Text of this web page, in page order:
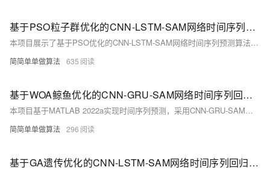
基于PSO粒子群优化的CNN-LSTM-SAM网络时间序列回归预测算法matlab仿真
本项目展示了基于PSO优化的CNN-LSTM-SAM网络时间序列预测算法。使用Matlab2022a开发，完整代码含中文注释及操作视频。算法结合卷积层提取局部特征、LSTM处理长期依赖、自注意力机制捕捉全局特征，通过粒子群优化提升预测精度。适用于金融市场、气象预报等领域，提供高效准确的预测结果。
简简单单做算法 635
基于WOA鲸鱼优化的CNN-GRU-SAM网络时间序列回归预测算法matlab仿真
本项目基于MATLAB 2022a实现时间序列预测，采用CNN-GRU-SAM网络结构，结合鲸鱼优化算法（WOA）优化网络参数。核心代码含操作视频，运行效果无水印。算法通过卷积层提取局部特征，GRU层处理长期依赖，自注意力机制捕捉全局特征，全连接层整合输出。数据预处理后，使用WOA迭代优化，最终输出最优预测结果。
简简单单做算法 296
基于GA遗传优化的CNN-LSTM-SAM网络时间序列回归预测算法matlab仿真